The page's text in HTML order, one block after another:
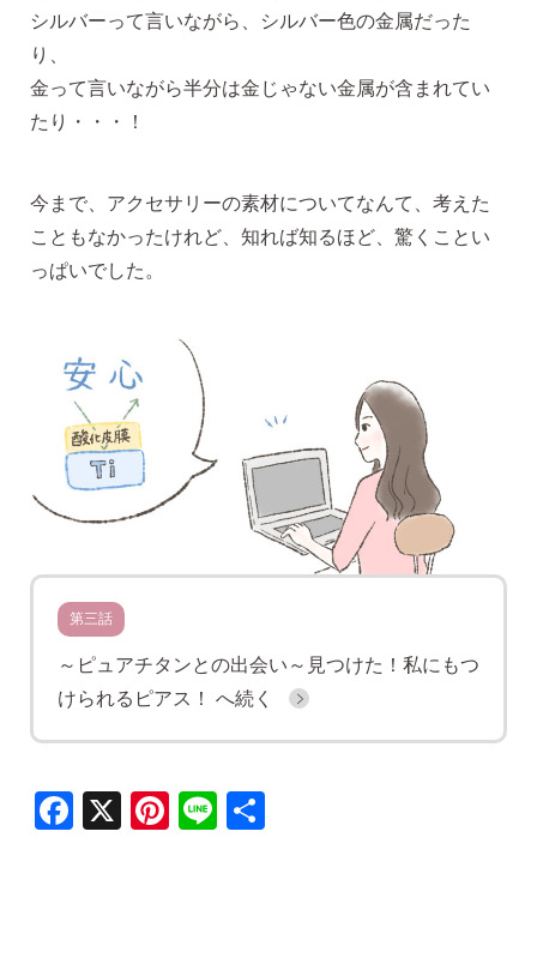
インスタライブで紹介したピアス
なでしこピアスの使いやすい所や
使いにくい所を、赤裸々にレビューしてます。
なでしこスタイルのこだわり
ピアス安心サポート
お買い物について
なでしこスタイルについて
ギフト
シルバーって言いながら、シルバー色の金属だった
り、
金って言いながら半分は金じゃない金属が含まれてい
たり・・・！
今まで、アクセサリーの素材についてなんて、考えた
こともなかったけれど、知れば知るほど、驚くことい
っぱいでした。
第三話
～ピュアチタンとの出会い～見つけた！私にもつ
けられるピアス！ へ続く
Facebook
X Pinterest
Line